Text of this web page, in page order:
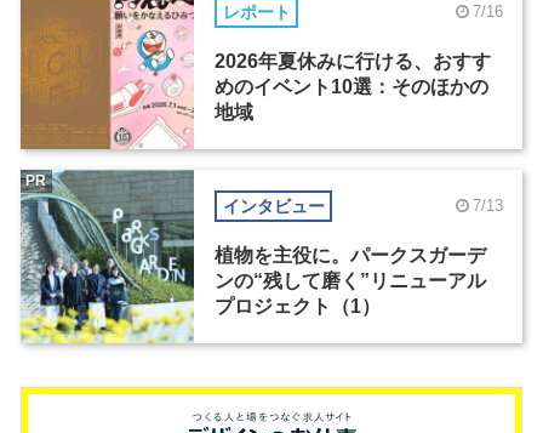
レポート 7/16
2026年夏休みに行ける、おすす
めのイベント10選：そのほかの
地域
インタビュー 7/13
植物を主役に。パークスガーデ
ンの“残して磨く”リニューアル
プロジェクト（1）
PR